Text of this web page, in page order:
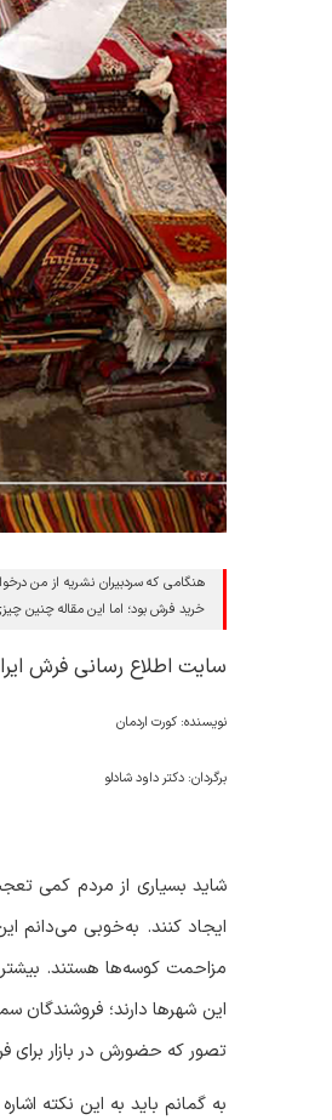
هنگامی که سردبیران نشریه از من
خرید فرش بود؛ اما این مقاله چنین
سایت اطلاع رسانی فرش
نویسنده: کورت اردمان
برگردان: دکتر داود شادلو
شاید بسیاری از مردم کمی
ایجاد کنند. به‌خوبی می‌دانم
مزاحمت کوسه‌ها هستند. بیشتر
این شهرها دارند؛ فروشندگان
تصور که حضورش در بازار برای
به گمانم باید به این نکته